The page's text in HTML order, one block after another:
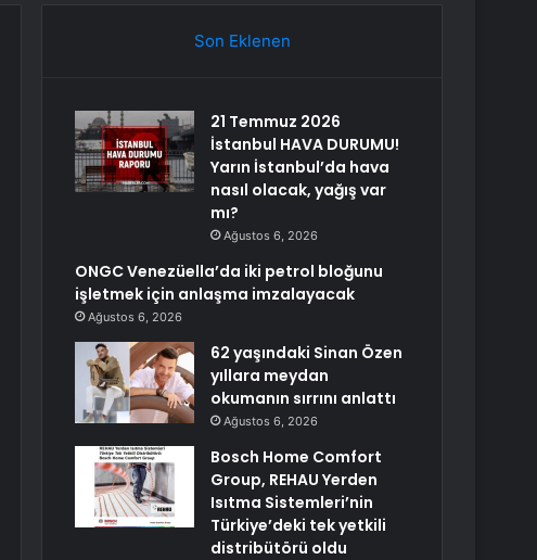
Son Eklenen
21 Temmuz 2026
İstanbul HAVA DURUMU!
Yarın İstanbul’da hava
nasıl olacak, yağış var
mı?
Ağustos 6, 2026
ONGC Venezüella’da iki petrol bloğunu
işletmek için anlaşma imzalayacak
Ağustos 6, 2026
62 yaşındaki Sinan Özen
yıllara meydan
okumanın sırrını anlattı
Ağustos 6, 2026
Bosch Home Comfort
Group, REHAU Yerden
Isıtma Sistemleri’nin
Türkiye’deki tek yetkili
distribütörü oldu